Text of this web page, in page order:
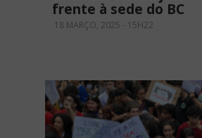
frente à sede do BC
18 MARÇO, 2025 - 15H22